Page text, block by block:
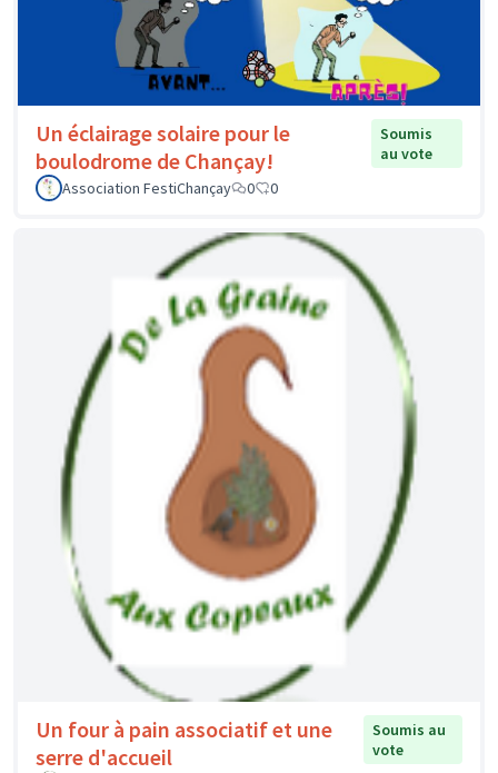
Un éclairage solaire pour le
boulodrome de Chançay!
Soumis
au vote
Association FestiChançay
0 0
Un four à pain associatif et une
serre d'accueil
Soumis au
vote